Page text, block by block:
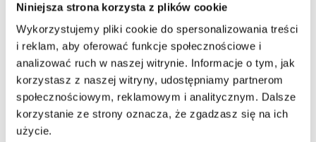
Niniejsza strona korzysta z plików cookie
Wykorzystujemy pliki cookie do spersonalizowania treści
i reklam, aby oferować funkcje społecznościowe i
analizować ruch w naszej witrynie. Informacje o tym, jak
korzystasz z naszej witryny, udostępniamy partnerom
społecznościowym, reklamowym i analitycznym. Dalsze
korzystanie ze strony oznacza, że zgadzasz się na ich
użycie.
Newsy Legal Tech
Przegląd trendów, analiz, komentarzy i newsów.